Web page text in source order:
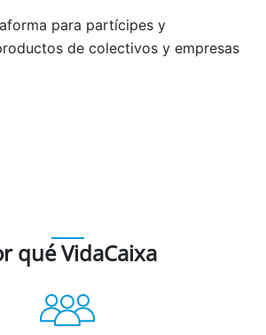
para partícipes y
de colectivos y empresas
qué VidaCaixa